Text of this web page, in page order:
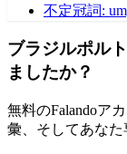
不定冠詞:
ブラジルポル
ましたか？
無料のFalandoア
彙、そしてあなた